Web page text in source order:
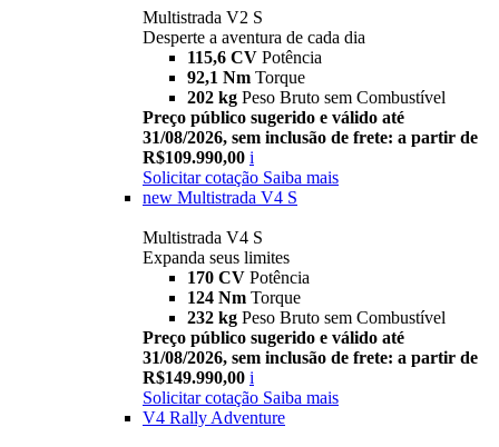
Multistrada V2 S
Desperte a aventura de cada dia
115,6 CV Potência
92,1 Nm Torque
202 kg Peso Bruto sem Combustível
Preço público sugerido e válido até
31/08/2026, sem inclusão de frete: a partir de
R$109.990,00 i
Solicitar cotação Saiba mais
new Multistrada V4 S
Multistrada V4 S
Expanda seus limites
170 CV Potência
124 Nm Torque
232 kg Peso Bruto sem Combustível
Preço público sugerido e válido até
31/08/2026, sem inclusão de frete: a partir de
R$149.990,00 i
Solicitar cotação Saiba mais
V4 Rally Adventure